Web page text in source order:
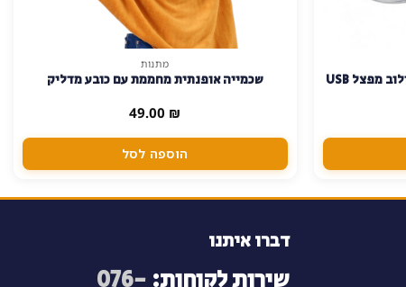
שומר טמפרטורת כוס קפה/תה בשילוב מפצל USB
מתנות
שכמייה אופנתית מחממת עם כובע מדליק
49.00 ₪
הוספה לסל
דברו איתנו
שירות לקוחות: 076-